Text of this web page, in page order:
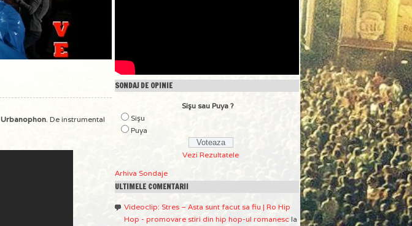
Urbanophon. De instrumental
SONDAJ DE OPINIE
Sişu sau Puya ?
Sişu
Puya
Vezi Rezultatele
Arhiva Sondaje
ULTIMELE COMENTARII
Videoclip: Stres – Asta sunt facut sa fiu | Ro Hip
Hop - promovare stiri din hip hop-ul romanesc la